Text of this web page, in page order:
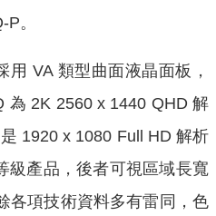
。
用 VA 類型曲面液晶面板，
為 2K 2560 x 1440 QHD 解
1920 x 1080 Full HD 解析
級產品，後者可視區域長寬
各項技術資料多有雷同，色